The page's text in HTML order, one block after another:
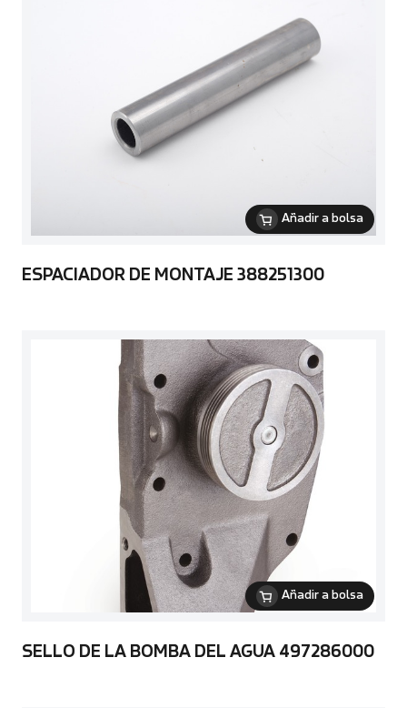
Añadir a bolsa
ESPACIADOR DE MONTAJE 388251300
Añadir a bolsa
SELLO DE LA BOMBA DEL AGUA 497286000